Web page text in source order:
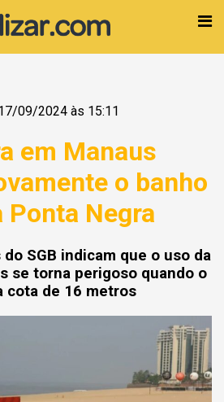
09/2024 às 15:11
em Manaus
o banho
Ponta Negra
SGB indicam que o uso da
se torna perigoso quando o
cota de 16 metros